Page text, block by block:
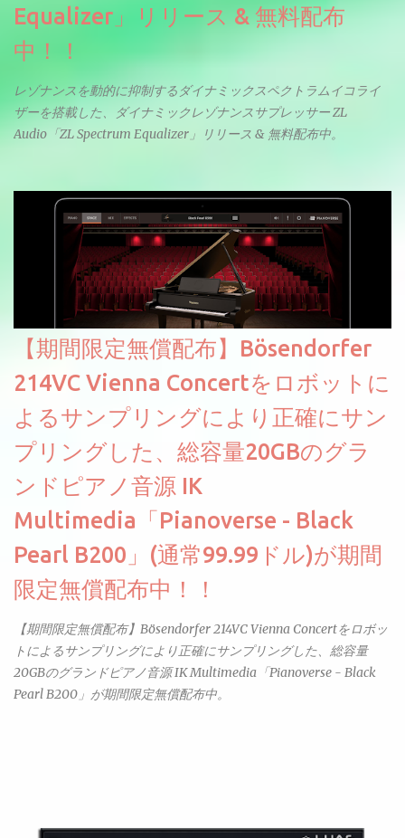
Equalizer」リリース & 無料配布
中！！
レゾナンスを動的に抑制するダイナミックスペクトラムイコライ
ザーを搭載した、ダイナミックレゾナンスサプレッサー ZL
Audio「ZL Spectrum Equalizer」リリース & 無料配布中。
【期間限定無償配布】Bösendorfer
214VC Vienna Concertをロボットに
よるサンプリングにより正確にサン
プリングした、総容量20GBのグラ
ンドピアノ音源 IK
Multimedia「Pianoverse - Black
Pearl B200」(通常99.99ドル)が期間
限定無償配布中！！
【期間限定無償配布】Bösendorfer 214VC Vienna Concertをロボッ
トによるサンプリングにより正確にサンプリングした、総容量
20GBのグランドピアノ音源 IK Multimedia「Pianoverse - Black
Pearl B200」が期間限定無償配布中。